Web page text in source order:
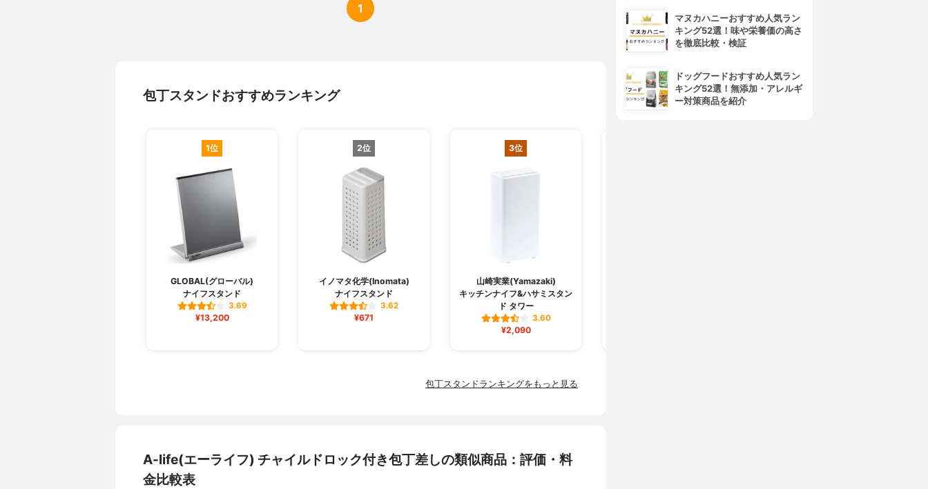
1
包丁スタンドおすすめランキング
1位
GLOBAL(グローバル)
ナイフスタンド
3.69
¥13,200
2位
イノマタ化学(Inomata)
ナイフスタンド
3.62
¥671
3位
山崎実業(Yamazaki)
キッチンナイフ&ハサミスタン
ド タワー
3.60
¥2,090
包丁スタンドランキングをもっと見る
A-life(エーライフ) チャイルドロック付き包丁差しの類似商品：評価・料
金比較表
マヌカハニーおすすめ人気ラン
キング52選！味や栄養価の高さ
を徹底比較・検証
ドッグフードおすすめ人気ラン
キング52選！無添加・アレルギ
ー対策商品を紹介